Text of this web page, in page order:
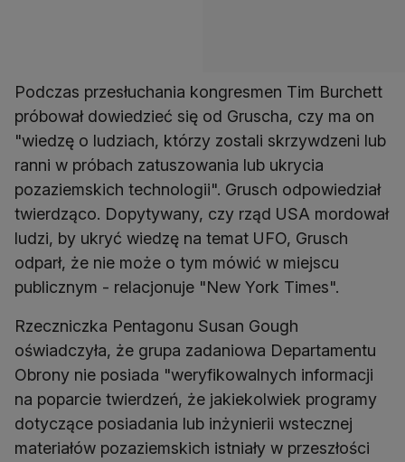
Podczas przesłuchania kongresmen Tim Burchett
próbował dowiedzieć się od Gruscha, czy ma on
"wiedzę o ludziach, którzy zostali skrzywdzeni lub
ranni w próbach zatuszowania lub ukrycia
pozaziemskich technologii". Grusch odpowiedział
twierdząco. Dopytywany, czy rząd USA mordował
ludzi, by ukryć wiedzę na temat UFO, Grusch
odparł, że nie może o tym mówić w miejscu
publicznym - relacjonuje "New York Times".
Rzeczniczka Pentagonu Susan Gough
oświadczyła, że grupa zadaniowa Departamentu
Obrony nie posiada "weryfikowalnych informacji
na poparcie twierdzeń, że jakiekolwiek programy
dotyczące posiadania lub inżynierii wstecznej
materiałów pozaziemskich istniały w przeszłości